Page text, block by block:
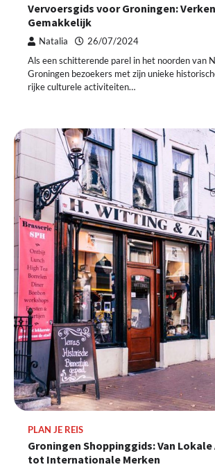
Vervoersgids voor Groningen:
Gemakkelijk
Natalia 26/07/2024
Als een schitterende parel in het noorden van
Groningen bezoekers met zijn unieke
rijke culturele activiteiten…
PLAN JE REIS
Groningen Shoppinggids: Van
tot Internationale Merken